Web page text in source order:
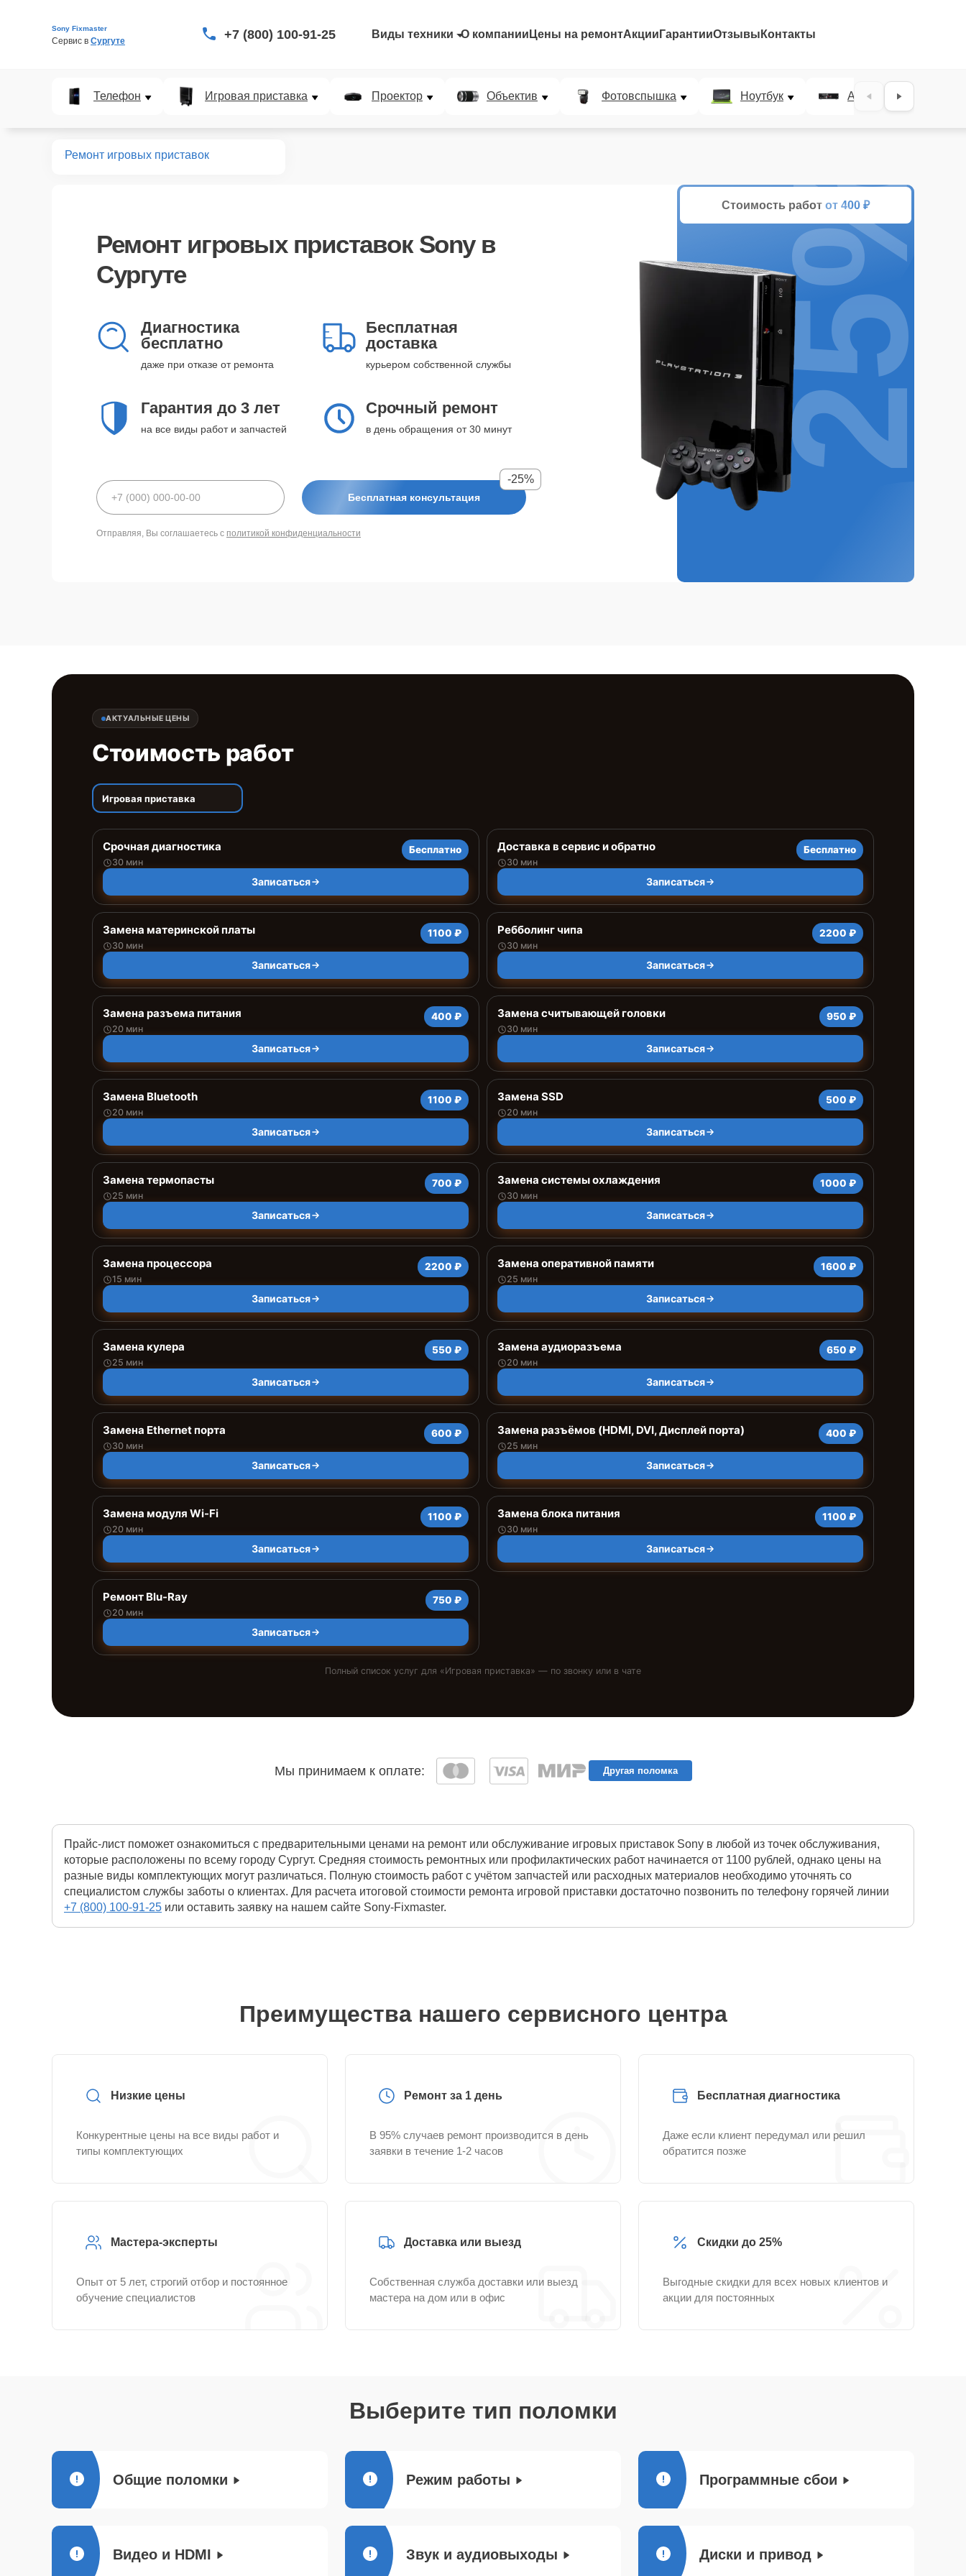
Sony Fixmaster
Сервис в Сургуте +7 (800) 100-91-25 Виды техники О компании Цены на ремонтАкции ГарантииОтзывы Контакты
Телефон Игровая приставка Проектор Объектив Фотовспышка Ноутбук AV-ресивер
Ремонт игровых приставок
Ремонт игровых приставок Sonyв
Сургуте
Диагностика
бесплатно
даже при отказе от ремонта
Бесплатная
доставка
курьером собственной службы
Гарантия до 3 лет
на все виды работ и запчастей
Срочный ремонт
в день обращения от 30 минут
Бесплатная консультация
-25%
Отправляя, Вы соглашаетесь с политикой конфиденциальности
Стоимость работ от 400 ₽
25%
АКТУАЛЬНЫЕ ЦЕНЫ
Стоимость работ
Игровая приставка
Срочная диагностика
30 мин
Бесплатно
Записаться
Доставка в сервис и обратно
30 мин
Бесплатно
Записаться
Замена материнской платы
30 мин
1100 ₽
Записаться
Ребболинг чипа
30 мин
2200 ₽
Записаться
Замена разъема питания
20 мин
400 ₽
Записаться
Замена считывающей головки
30 мин
950 ₽
Записаться
Замена Bluetooth
20 мин
1100 ₽
Записаться
Замена SSD
20 мин
500 ₽
Записаться
Замена термопасты
25 мин
700 ₽
Записаться
Замена системы охлаждения
30 мин
1000 ₽
Записаться
Замена процессора
15 мин
2200 ₽
Записаться
Замена оперативной памяти
25 мин
1600 ₽
Записаться
Замена кулера
25 мин
550 ₽
Записаться
Замена аудиоразъема
20 мин
650 ₽
Записаться
Замена Ethernet порта
30 мин
600 ₽
Записаться
Замена разъёмов (HDMI, DVI, Дисплей порта)
25 мин
400 ₽
Записаться
Замена модуля Wi-Fi
20 мин
1100 ₽
Записаться
Замена блока питания
30 мин
1100 ₽
Записаться
Ремонт Blu-Ray
20 мин
750 ₽
Записаться
Полный список услуг для «Игровая приставка» — по звонку или в чате
Мы принимаем к оплате: Другая поломка
Прайс-лист поможет ознакомиться с предварительными ценами на ремонт или обслуживание игровых приставок Sony в любой из точек обслуживания,
которые расположены по всему городу Сургут. Средняя стоимость ремонтных или профилактических работ начинается от 1100 рублей, однако цены на
разные виды комплектующих могут различаться. Полную стоимость работ с учётом запчастей или расходных материалов необходимо уточнять со
специалистом службы заботы о клиентах. Для расчета итоговой стоимости ремонта игровой приставки достаточно позвонить по телефону горячей линии
+7 (800) 100-91-25 или оставить заявку на нашем сайте Sony-Fixmaster.
Преимущества нашего сервисного центра
Низкие цены
Конкурентные цены на все виды работ и
типы комплектующих
Ремонт за 1 день
В 95% случаев ремонт производится в день
заявки в течение 1-2 часов
Бесплатная диагностика
Даже если клиент передумал или решил
обратится позже
Мастера-эксперты
Опыт от 5 лет, строгий отбор и постоянное
обучение специалистов
Доставка или выезд
Собственная служба доставки или выезд
мастера на дом или в офис
Скидки до 25%
Выгодные скидки для всех новых клиентов и
акции для постоянных
Выберите тип поломки
Общие поломки Режим работы Программные сбои
Видео и HDMI Звук и аудиовыходы Диски и привод